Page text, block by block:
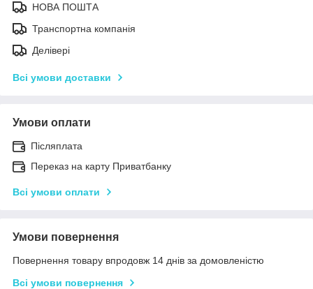
НОВА ПОШТА
Транспортна компанія
Делівері
Всі умови доставки
Умови оплати
Післяплата
Переказ на карту Приватбанку
Всі умови оплати
Умови повернення
Повернення товару впродовж 14 днів за домовленістю
Всі умови повернення